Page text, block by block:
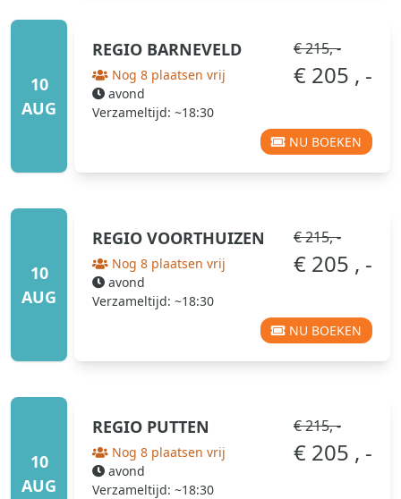
10
AUG
REGIO BARNEVELD
Nog 8 plaatsen vrij
avond
Verzameltijd: ~18:30
€ 215, -
€ 205 , -
NU BOEKEN
10
AUG
REGIO VOORTHUIZEN
Nog 8 plaatsen vrij
avond
Verzameltijd: ~18:30
€ 215, -
€ 205 , -
NU BOEKEN
10
AUG
REGIO PUTTEN
Nog 8 plaatsen vrij
avond
Verzameltijd: ~18:30
€ 215, -
€ 205 , -